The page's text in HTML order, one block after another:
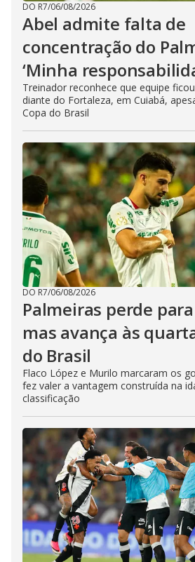
DO R7/06/08/2026
Abel admite falta de
concentração do
‘Minha
Treinador reconhece que equipe
diante do Fortaleza, em Cuiabá,
Copa do Brasil
DO R7/06/08/2026
Palmeiras perde
mas avança às
do Brasil
Flaco López e Murilo marcaram os
fez valer a vantagem construída na
classificação